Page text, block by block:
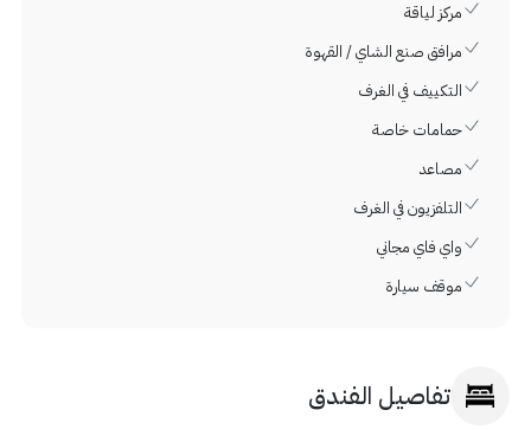
مركز لياقة
مرافق صنع الشاي / القهوة
التكييف في الغرف
حمامات خاصة
مصاعد
التلفزيون في الغرف
واي فاي مجاني
موقف سيارة
تفاصيل الفندق